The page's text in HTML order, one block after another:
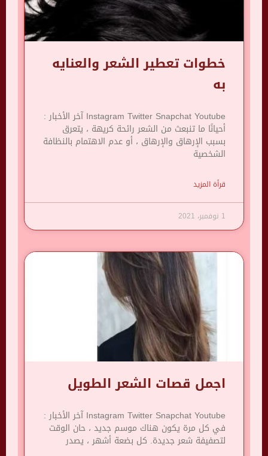
خطوات تعطير الشعر والعنايه
به
Instagram Twitter Snapchat Youtube آخر الأخبار :
أحيانًا ما تنبعث من الشعر رائحة كريهة ، يتعرق
بسبب الإرهاق والإرهاق ، أو عدم الاهتمام بالنظافة
الشخصية
قرأة المزيد
1 نوفمبر، 2021
اجمل قصات الشعر الطويل
Instagram Twitter Snapchat Youtube آخر الأخبار :
في كل مرة يكون هناك موسم جديد ، حان الوقت
لتصفيفة شعر جديدة. كل بضعة أشهر ، يصدر